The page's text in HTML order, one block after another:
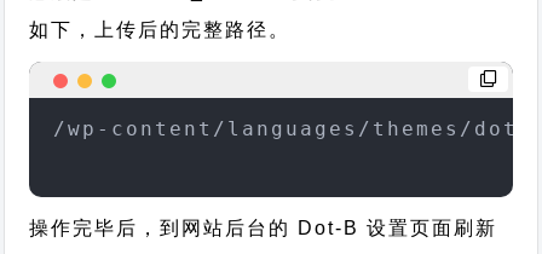
如下，上传后的完整路径。
/wp-content/languages/themes/dot-
操作完毕后，到网站后台的 Dot-B 设置页面刷新